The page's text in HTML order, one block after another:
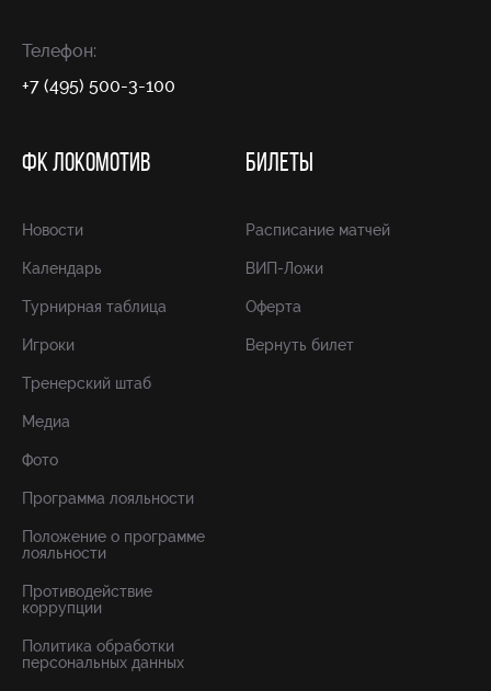
Телефон:
+7 (495) 500-3-100
ФК ЛОКОМОТИВ
Новости
Календарь
Турнирная таблица
Игроки
Тренерский штаб
Медиа
Фото
Программа лояльности
Положение о программе
лояльности
Противодействие
коррупции
Политика обработки
персональных данных
БИЛЕТЫ
Расписание матчей
ВИП-Ложи
Оферта
Вернуть билет